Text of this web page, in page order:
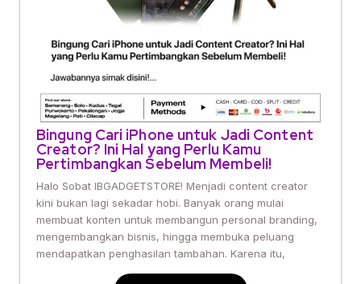
Bingung Cari iPhone untuk Jadi Content
Creator? Ini Hal yang Perlu Kamu
Pertimbangkan Sebelum Membeli!
Halo Sobat IBGADGETSTORE! Menjadi content creator
kini bukan lagi sekadar hobi. Banyak orang mulai
membuat konten untuk membangun personal branding,
mengembangkan bisnis, hingga membuka peluang
mendapatkan penghasilan tambahan. Karena itu,